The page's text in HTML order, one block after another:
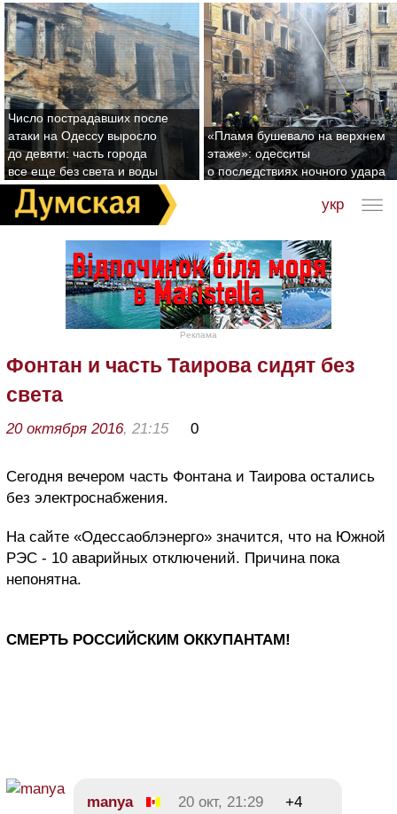
Число пострадавших после
атаки на Одессу выросло
до девяти: часть города
все еще без света и воды
«Пламя бушевало на верхнем
этаже»: одесситы
о последствиях ночного удара
укр
Реклама
Фонтан и часть Таирова сидят без
света
20 октября 2016, 21:15 0
Сегодня вечером часть Фонтана и Таирова остались
без электроснабжения.
На сайте «Одессаоблэнерго» значится, что на Южной
РЭС - 10 аварийных отключений. Причина пока
непонятна.
СМЕРТЬ РОССИЙСКИМ ОККУПАНТАМ!
manya 20 окт, 21:29
+4